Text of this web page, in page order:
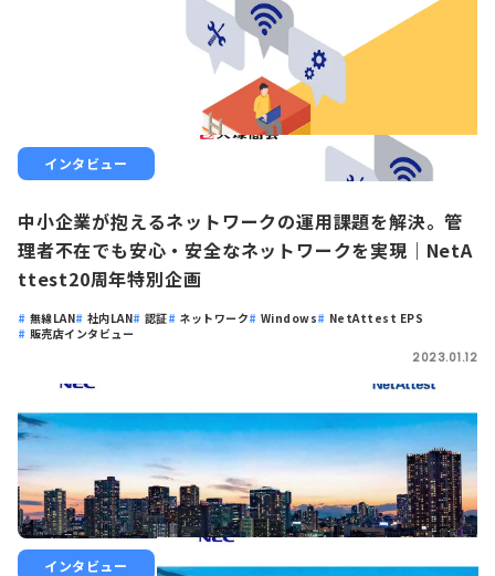
インタビュー
中小企業が抱えるネットワークの運用課題を解決。管
理者不在でも安心・安全なネットワークを実現｜NetA
ttest20周年特別企画
無線LAN 社内LAN 認証 ネットワーク Windows
NetAttest EPS
販売店インタビュー
2023.01.12
インタビュー